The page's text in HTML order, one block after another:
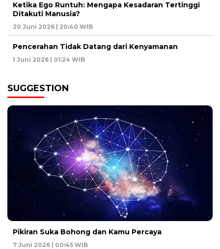
Ketika Ego Runtuh: Mengapa Kesadaran Tertinggi
Ditakuti Manusia?
20 Juni 2026 | 20:40 WIB
Pencerahan Tidak Datang dari Kenyamanan
1 Juni 2026 | 01:24 WIB
SUGGESTION
Pikiran Suka Bohong dan Kamu Percaya
7 Juni 2026 | 00:45 WIB